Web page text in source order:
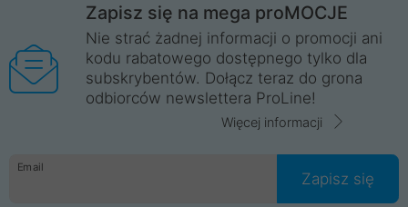
Zapisz się na mega proMOCJE
Nie strać żadnej informacji o promocji ani
kodu rabatowego dostępnego tylko dla
subskrybentów. Dołącz teraz do grona
odbiorców newslettera ProLine!
Więcej informacji
Email
Zapisz się